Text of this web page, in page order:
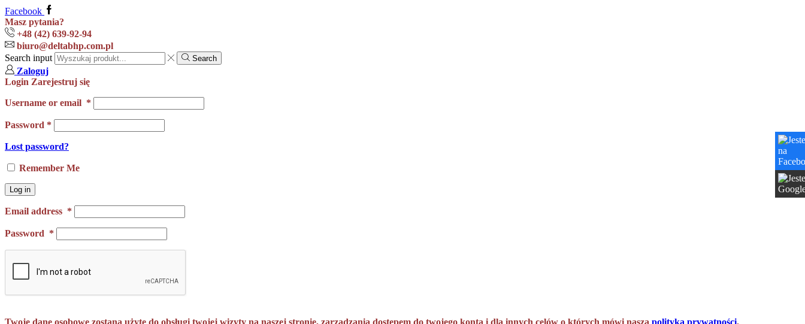
Facebook
Masz pytania?
+48 (42) 639-92-94
biuro@deltabhp.com.pl
Search input
Search
Zaloguj
Login Zarejestruj się
Username or email *
Password *
Lost password?
Remember Me
Log in
Email address *
Password *